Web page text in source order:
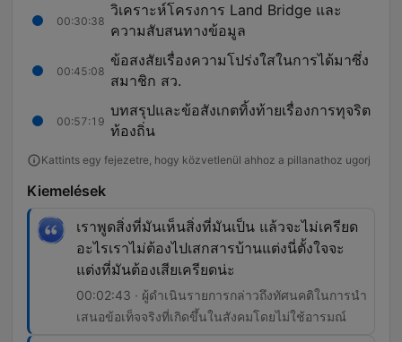
00:30:38
วิเคราะห์โครงการ Land Bridge และ
ความสับสนทางข้อมูล
00:45:08
ข้อสงสัยเรื่องความโปร่งใสในการได้มาซึ่ง
สมาชิก สว.
00:57:19
บทสรุปและข้อสังเกตทิ้งท้ายเรื่องการทุจริต
ท้องถิ่น
Kattints egy fejezetre, hogy közvetlenül ahhoz a pillanathoz ugorj
Kiemelések
เราพูดสิ่งที่มันเห็นสิ่งที่มันเป็น แล้วจะไม่เครียด
อะไรเราไม่ต้องไปเสกสารบ้านแต่งนี่ตั้งใจจะ
แต่งที่มันต้องเสียเครียดน่ะ
00:02:43 · ผู้ดำเนินรายการกล่าวถึงทัศนคติในการนำ
เสนอข้อเท็จจริงที่เกิดขึ้นในสังคมโดยไม่ใช้อารมณ์